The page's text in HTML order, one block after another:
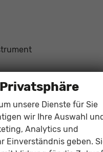
hinten
unsere Dienste für Sie
wir Ihre Auswahl
Analytics und
Einverständnis geben.